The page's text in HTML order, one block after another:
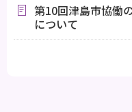
第10回津島市協働
について